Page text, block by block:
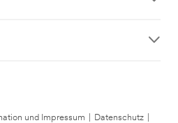
und Impressum Datenschutz